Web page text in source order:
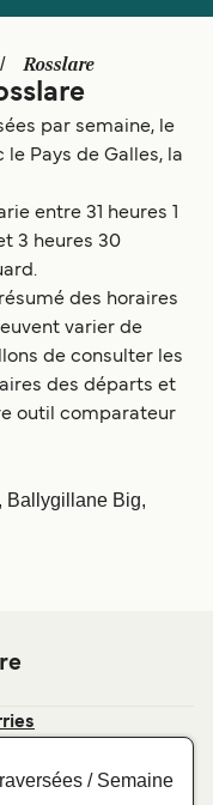
(DE)
Rosslare
par semaine, le
Pays de Galles, la
entre 31 heures 1
3 heures 30
des horaires
varier de
de consulter les
des départs et
outil comparateur
Ballygillane Big,
/ Semaine